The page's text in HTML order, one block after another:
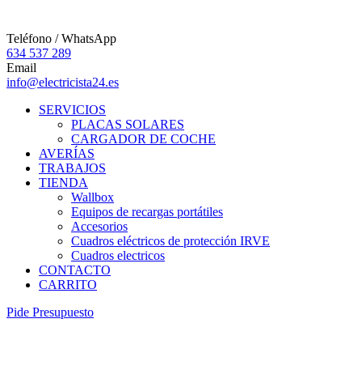
Teléfono / WhatsApp
634 537 289
Email
info@electricista24.es
SERVICIOS
PLACAS SOLARES
CARGADOR DE COCHE
AVERÍAS
TRABAJOS
TIENDA
Wallbox
Equipos de recargas portátiles
Accesorios
Cuadros eléctricos de protección IRVE
Cuadros electricos
CONTACTO
CARRITO
Pide Presupuesto